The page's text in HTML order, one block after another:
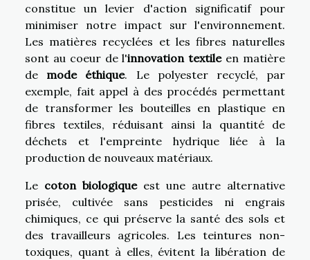
constitue un levier d'action significatif pour
minimiser notre impact sur l'environnement.
Les matières recyclées et les fibres naturelles
sont au coeur de l'innovation textileen matière
de mode éthique. Le polyester recyclé, par
exemple, fait appel à des procédés permettant
de transformer les bouteilles en plastique en
fibres textiles, réduisant ainsi la quantité de
déchets et l'empreinte hydrique liée à la
production de nouveaux matériaux.
Le coton biologiqueest une autre alternative
prisée, cultivée sans pesticides ni engrais
chimiques, ce qui préserve la santé des sols et
des travailleurs agricoles. Les teintures non-
toxiques, quant à elles, évitent la libération de